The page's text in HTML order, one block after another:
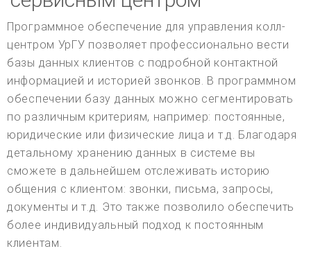
Программное обеспечение для управления колл-
центром УрГУ позволяет профессионально вести
базы данных клиентов с подробной контактной
информацией и историей звонков. В программном
обеспечении базу данных можно сегментировать
по различным критериям, например: постоянные,
юридические или физические лица и т.д. Благодаря
детальному хранению данных в системе вы
сможете в дальнейшем отслеживать историю
общения с клиентом: звонки, письма, запросы,
документы и т.д. Это также позволило обеспечить
более индивидуальный подход к постоянным
клиентам.